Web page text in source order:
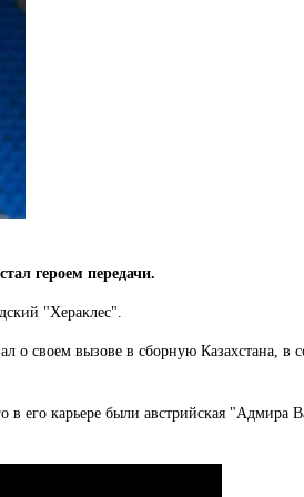
героем передачи.
"Хераклес".
о своем вызове в сборную Казахстана,
в его карьере были австрийская